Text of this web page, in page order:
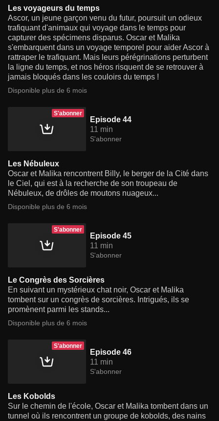
Les voyageurs du temps
Ascor, un jeune garçon venu du futur, poursuit un odieux
trafiquant d'animaux qui voyage dans le temps pour
capturer des spécimens disparus. Oscar et Malika
s'embarquent dans un voyage temporel pour aider Ascor à
rattraper le trafiquant. Mais leurs pérégrinations perturbent
la ligne du temps, et nos héros risquent de se retrouver à
jamais bloqués dans les couloirs du temps !
Disponible plus de 6 mois
S'abonner
Episode 44
11 min
S'abonner
Les Nébuleux
Oscar et Malika rencontrent Billy, le berger de la Cité dans
le Ciel, qui est à la recherche de son troupeau de
Nébuleux, de drôles de moutons nuageux...
Disponible plus de 6 mois
S'abonner
Episode 45
11 min
S'abonner
Le Congrès des Sorcières
En suivant un mystérieux chat noir, Oscar et Malika
tombent sur un congrès de sorcières. Intrigués, ils se
promènent parmi les stands...
Disponible plus de 6 mois
S'abonner
Episode 46
11 min
S'abonner
Les Kobolds
Sur le chemin de l'école, Oscar et Malika tombent dans un
tunnel où ils rencontrent un groupe de kobolds, des nains